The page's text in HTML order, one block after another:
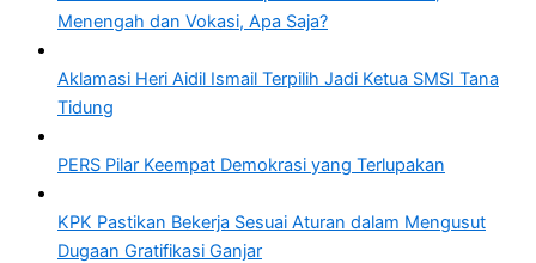
Menengah dan Vokasi, Apa Saja?
Aklamasi Heri Aidil Ismail Terpilih Jadi Ketua SMSI Tana
Tidung
PERS Pilar Keempat Demokrasi yang Terlupakan
KPK Pastikan Bekerja Sesuai Aturan dalam Mengusut
Dugaan Gratifikasi Ganjar